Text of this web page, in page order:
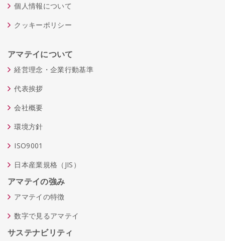
個人情報について
クッキーポリシー
アマテイについて
経営理念・企業行動基準
代表挨拶
会社概要
環境方針
ISO9001
日本産業規格（JIS）
アマテイの強み
アマテイの特徴
数字で見るアマテイ
サステナビリティ